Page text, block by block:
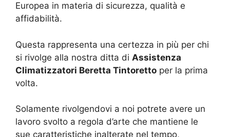
Europea in materia di sicurezza, qualità e
affidabilità.
Questa rappresenta una certezza in più per chi
si rivolge alla nostra ditta di Assistenza
Climatizzatori Beretta Tintoretto per la prima
volta.
Solamente rivolgendovi a noi potrete avere un
lavoro svolto a regola d’arte che mantiene le
sue caratteristiche inalterate nel tempo,